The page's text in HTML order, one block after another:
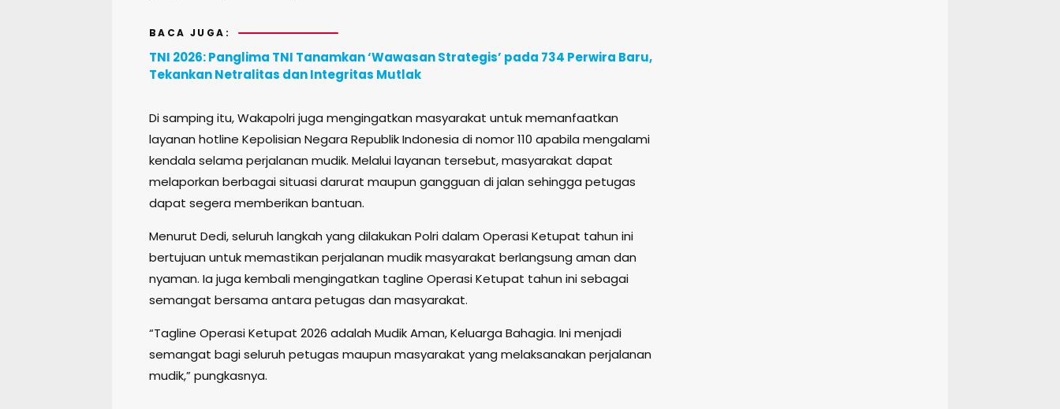
BACA JUGA:
TNI 2026: Panglima TNI Tanamkan ‘Wawasan Strategis’ pada 734 Perwira Baru,
Tekankan Netralitas dan Integritas Mutlak
Di samping itu, Wakapolri juga mengingatkan masyarakat untuk memanfaatkan
layanan hotline Kepolisian Negara Republik Indonesia di nomor 110 apabila mengalami
kendala selama perjalanan mudik. Melalui layanan tersebut, masyarakat dapat
melaporkan berbagai situasi darurat maupun gangguan di jalan sehingga petugas
dapat segera memberikan bantuan.
Menurut Dedi, seluruh langkah yang dilakukan Polri dalam Operasi Ketupat tahun ini
bertujuan untuk memastikan perjalanan mudik masyarakat berlangsung aman dan
nyaman. Ia juga kembali mengingatkan tagline Operasi Ketupat tahun ini sebagai
semangat bersama antara petugas dan masyarakat.
“Tagline Operasi Ketupat 2026 adalah Mudik Aman, Keluarga Bahagia. Ini menjadi
semangat bagi seluruh petugas maupun masyarakat yang melaksanakan perjalanan
mudik,” pungkasnya.